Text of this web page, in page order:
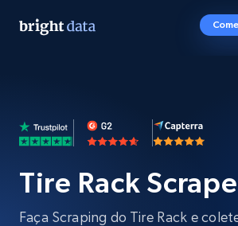
Tire Rack
Faça Scraping do Tire Rack e